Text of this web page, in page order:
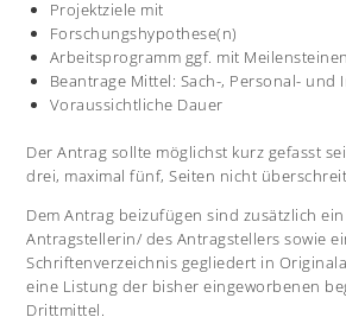
Projektziele mit
Forschungshypothese(n)
Arbeitsprogramm ggf. mit Meilensteinen
Beantrage Mittel: Sach-, Personal- und
Voraussichtliche Dauer
Der Antrag sollte möglichst kurz gefasst
drei, maximal fünf, Seiten nicht
Dem Antrag beizufügen sind zusätzlich
Antragstellerin/ des Antragstellers sowie
Schriftenverzeichnis gegliedert in
eine Listung der bisher eingeworbenen
Drittmittel.